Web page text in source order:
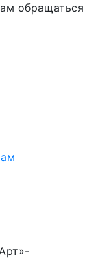
обращаться